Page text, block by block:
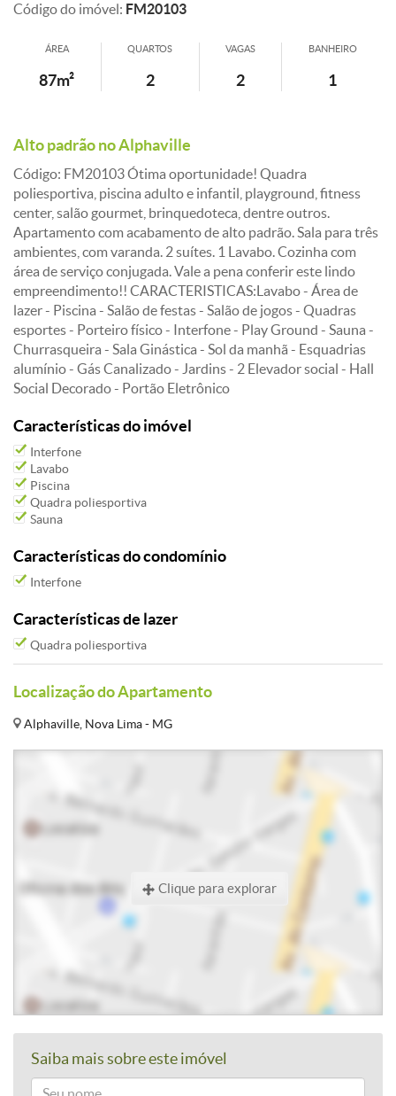
Código do imóvel: FM20103
ÁREA
87m²
QUARTOS
2
VAGAS
2
BANHEIRO
1
Alto padrão no Alphaville
Código: FM20103 Ótima oportunidade! Quadra
poliesportiva, piscina adulto e infantil, playground, fitness
center, salão gourmet, brinquedoteca, dentre outros.
Apartamento com acabamento de alto padrão. Sala para três
ambientes, com varanda. 2 suítes. 1 Lavabo. Cozinha com
área de serviço conjugada. Vale a pena conferir este lindo
empreendimento!! CARACTERISTICAS:Lavabo - Área de
lazer - Piscina - Salão de festas - Salão de jogos - Quadras
esportes - Porteiro físico - Interfone - Play Ground - Sauna -
Churrasqueira - Sala Ginástica - Sol da manhã - Esquadrias
alumínio - Gás Canalizado - Jardins - 2 Elevador social - Hall
Social Decorado - Portão Eletrônico
Características do imóvel
Interfone
Lavabo
Piscina
Quadra poliesportiva
Sauna
Características do condomínio
Interfone
Características de lazer
Quadra poliesportiva
Localização do Apartamento
Alphaville, Nova Lima - MG
Clique para explorar
Saiba mais sobre este imóvel